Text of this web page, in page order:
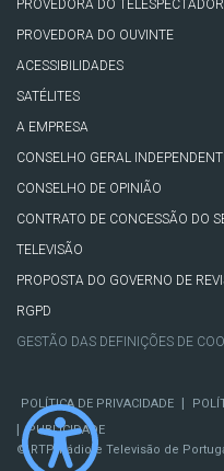
PROVEDORA DO TELESPECTADOR
PROVEDORA DO OUVINTE
ACESSIBILIDADES
SATÉLITES
A EMPRESA
CONSELHO GERAL
CONSELHO DE OPINIÃO
CONTRATO DE CONCESSÃO DO
TELEVISÃO
PROPOSTA DO GOVERNO DE
RGPD
GESTÃO DAS DEFINIÇÕES DE
POLÍTICA DE PRIVACIDADE |
|
PUBLICIDADE
© RTP, Rádio e Televisão de